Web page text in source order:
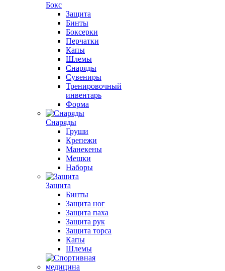
Бокс
Защита
Бинты
Боксерки
Перчатки
Капы
Шлемы
Снаряды
Сувениры
Тренировочный
инвентарь
Форма
Снаряды
Груши
Крепежи
Манекены
Мешки
Наборы
Защита
Бинты
Защита ног
Защита паха
Защита рук
Защита торса
Капы
Шлемы